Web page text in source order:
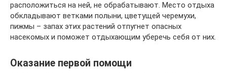
расположиться на ней, не обрабатывают. Место отдыха
обкладывают ветками полыни, цветущей черемухи,
пижмы – запах этих растений отпугнет опасных
насекомых и поможет отдыхающим уберечь себя от них.
Оказание первой помощи